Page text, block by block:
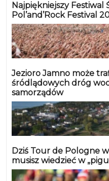
Najpiękniejszy Festiwal
Pol’and’Rock Festival
Jezioro Jamno może
śródlądowych dróg
samorządów
Dziś Tour de Pologne
musisz wiedzieć w